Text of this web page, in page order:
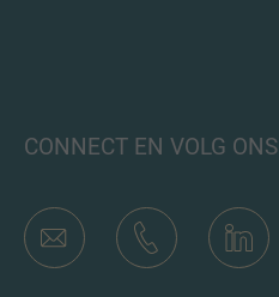
CONNECT EN VOLG ONS